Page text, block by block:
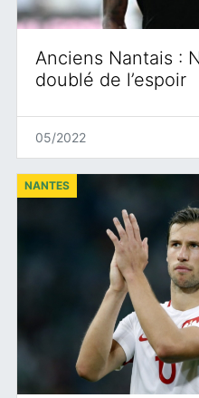
Anciens Nantais :
doublé de l’espoir
05/2022
NANTES